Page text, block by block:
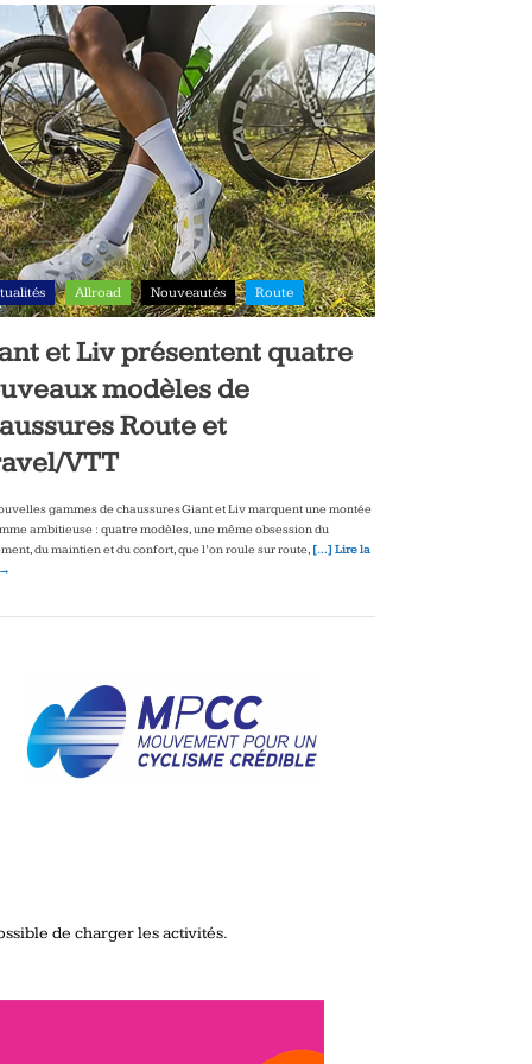
Allroad Nouveautés Route
et Liv présentent quatre
modèles de
Route et
VTT
gammes de chaussures Giant et Liv marquent une montée
ambitieuse : quatre modèles, une même obsession du
du maintien et du confort, que l’on roule sur route, […] Lire la
de charger les activités.